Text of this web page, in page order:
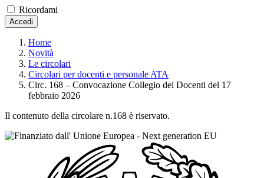
Ricordami
Accedi
Home
Novità
Le circolari
Circolari per docenti e personale ATA
Circ. 168 – Convocazione Collegio dei Docenti del 17
febbraio 2026
Il contenuto della circolare n.168 è riservato.